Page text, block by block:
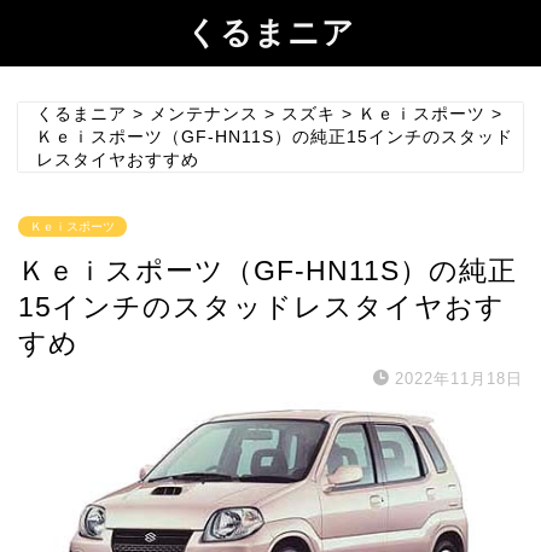
くるまニア
くるまニア > メンテナンス > スズキ > Ｋｅｉスポーツ >
Ｋｅｉスポーツ（GF-HN11S）の純正15インチのスタッド
レスタイヤおすすめ
Ｋｅｉスポーツ
Ｋｅｉスポーツ（GF-HN11S）の純正
15インチのスタッドレスタイヤおす
すめ
2022年11月18日